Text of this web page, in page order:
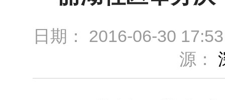
日期： 2016-06-30
源：